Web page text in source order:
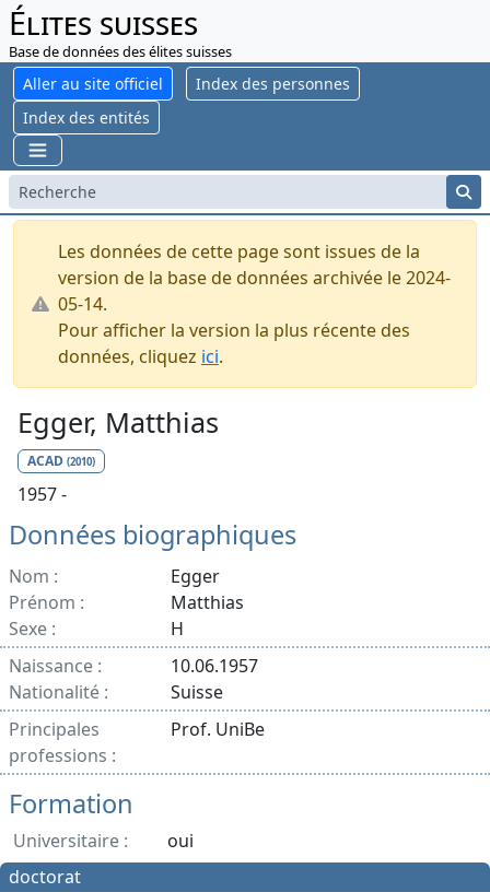
Élites suisses
Base de données des élites suisses
Aller au site officiel
Index des personnes
Index des entités
Les données de cette page sont issues de la
version de la base de données archivée le 2024-
05-14.
Pour afficher la version la plus récente des
données, cliquez ici.
Egger, Matthias
ACAD (2010)
1957 -
Données biographiques
Nom :
Egger
Prénom :
Matthias
Sexe :
H
Naissance :
10.06.1957
Nationalité :
Suisse
Principales
professions :
Prof. UniBe
Formation
Universitaire :
oui
doctorat